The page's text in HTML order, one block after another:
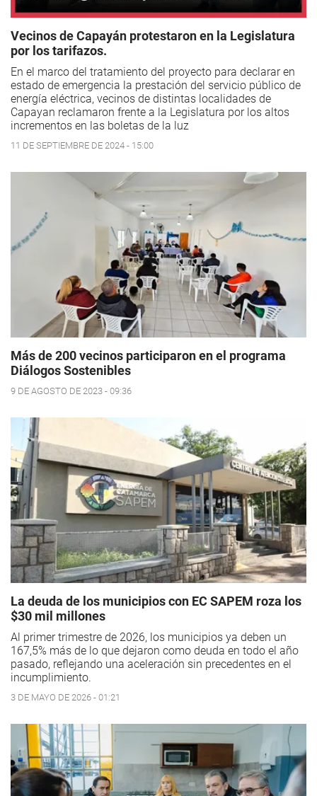
Vecinos de Capayán protestaron en la Legislatura
por los tarifazos.
En el marco del tratamiento del proyecto para declarar en
estado de emergencia la prestación del servicio público de
energía eléctrica, vecinos de distintas localidades de
Capayan reclamaron frente a la Legislatura por los altos
incrementos en las boletas de la luz
11 DE SEPTIEMBRE DE 2024 - 15:00
Más de 200 vecinos participaron en el programa
Diálogos Sostenibles
9 DE AGOSTO DE 2023 - 09:36
La deuda de los municipios con EC SAPEM roza los
$30 mil millones
Al primer trimestre de 2026, los municipios ya deben un
167,5% más de lo que dejaron como deuda en todo el año
pasado, reflejando una aceleración sin precedentes en el
incumplimiento.
3 DE MAYO DE 2026 - 01:21